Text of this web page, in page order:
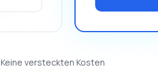
Keine versteckten Kosten